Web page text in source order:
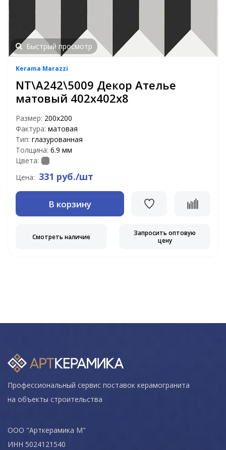
Быстрый просмотр
Kerama Marazzi
NT\A242\5009 Декор Ателье
матовый 402х402х8
Размер: 200х200
Фактура: матовая
Тип: глазурованная
Толщина: 6.9 мм
Цвета:
Цена: 331 руб./шт
В корзину
Смотреть наличие
Запросить оптовую
цену
Профессиональный сервис поставок керамогранита
на объекты строительства
ООО "Арткерамика М"
ИНН 5024121540